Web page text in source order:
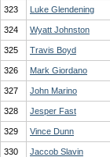
323 Luke Glendening
324 Wyatt Johnston
325 Travis Boyd
326 Mark Giordano
327 John Marino
328 Jesper Fast
329 Vince Dunn
330 Jaccob Slavin